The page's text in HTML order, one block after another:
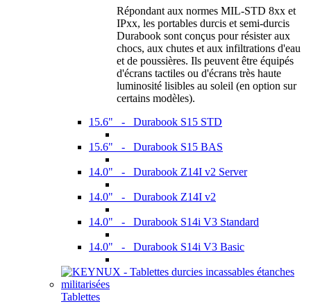
Répondant aux normes MIL-STD 8xx et
IPxx, les portables durcis et semi-durcis
Durabook sont conçus pour résister aux
chocs, aux chutes et aux infiltrations d'eau
et de poussières. Ils peuvent être équipés
d'écrans tactiles ou d'écrans très haute
luminosité lisibles au soleil (en option sur
certains modèles).
15.6" - Durabook S15 STD
15.6" - Durabook S15 BAS
14.0" - Durabook Z14I v2 Server
14.0" - Durabook Z14I v2
14.0" - Durabook S14i V3 Standard
14.0" - Durabook S14i V3 Basic
Tablettes